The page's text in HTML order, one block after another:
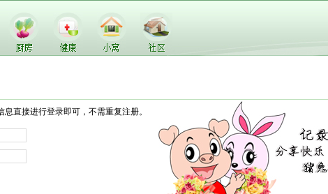
直接进行登录即可，不需重复注册。